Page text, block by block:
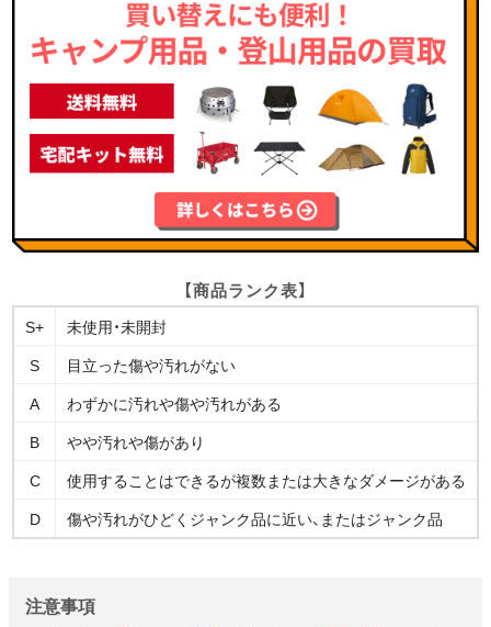
【商品ランク表】
S+
未使用・未開封
S
目立った傷や汚れがない
A
わずかに汚れや傷や汚れがある
B
やや汚れや傷があり
C
使用することはできるが複数または大きなダメージがある
D
傷や汚れがひどくジャンク品に近い、またはジャンク品
注意事項